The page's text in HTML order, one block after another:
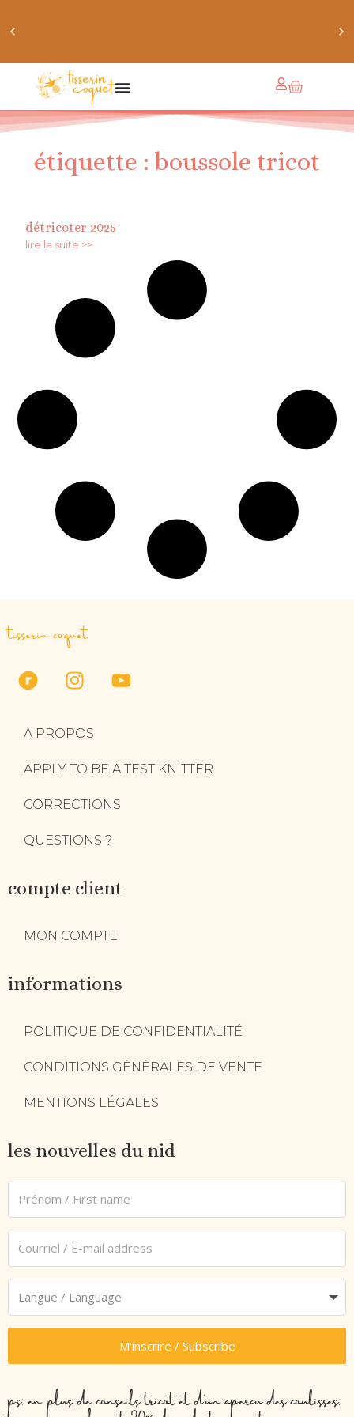
chaussettes douillettes :: le livre de chaussettes pour
petits et grands
étiquette : boussole tricot
détricoter 2025
lire la suite >>
tisserin coquet
A PROPOS
APPLY TO BE A TEST KNITTER
CORRECTIONS
QUESTIONS ?
compte client
MON COMPTE
informations
POLITIQUE DE CONFIDENTIALITÉ
CONDITIONS GÉNÉRALES DE VENTE
MENTIONS LÉGALES
les nouvelles du nid
M'inscrire / Subscribe
ps: en plus de conseils tricot et d’un aperçu des coulisses,